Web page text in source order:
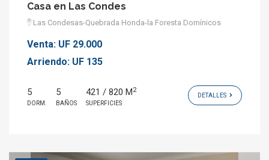
Casa en Las Condes
Las Condesas-Quebrada Honda-la Foresta Domínicos
Venta: UF 29.000
Arriendo: UF 135
5
DORM.
5
BAÑOS
421 / 820 M2
SUPERFICIES
DETALLES